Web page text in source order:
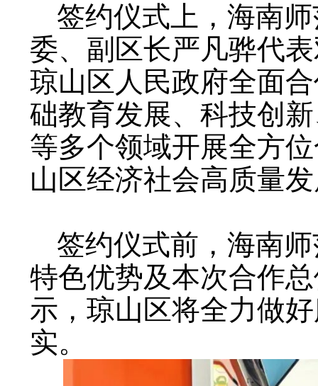
签约仪式上，海南
委、副区长严凡骅代
琼山区人民政府全面
础教育发展、科技创
等多个领域开展全方
山区经济社会高质量
签约仪式前，海南
特色优势及本次合作
示，琼山区将全力做
实。